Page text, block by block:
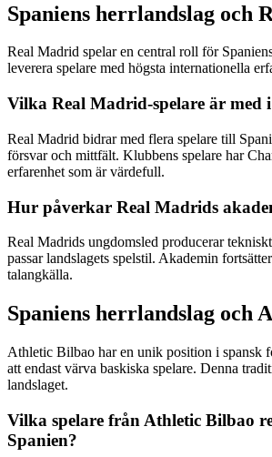
Spaniens herrlandslag och
Real Madrid spelar en central roll för
leverera spelare med högsta internationella
Vilka Real Madrid-spelare är med
Real Madrid bidrar med flera spelare till
försvar och mittfält. Klubbens spelare har
erfarenhet som är värdefull.
Hur påverkar Real Madrids
Real Madrids ungdomsled producerar
passar landslagets spelstil. Akademin
talangkälla.
Spaniens herrlandslag och
Athletic Bilbao har en unik position i spansk
att endast värva baskiska spelare. Denna
landslaget.
Vilka spelare från Athletic Bilbao
Spanien?